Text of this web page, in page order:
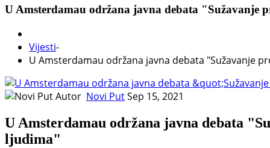
U Amsterdamau održana javna debata "Sužavanje
Vijesti-
U Amsterdamau održana javna debata "Sužavanje
Autor Novi PutSep 15, 2021
U Amsterdamau održana javna debata
ljudima"